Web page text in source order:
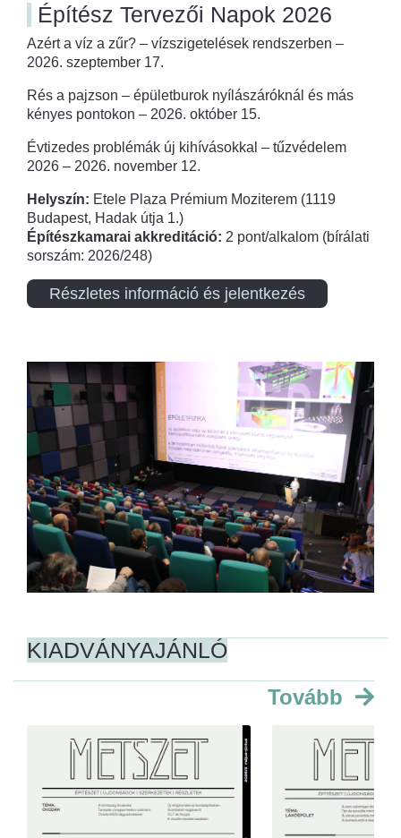
Építész Tervezői Napok 2026
Azért a víz a zűr? – vízszigetelések rendszerben –
2026. szeptember 17.
Rés a pajzson – épületburok nyílászáróknál és más
kényes pontokon – 2026. október 15.
Évtizedes problémák új kihívásokkal – tűzvédelem
2026 – 2026. november 12.
Helyszín: Etele Plaza Prémium Moziterem (1119
Budapest, Hadak útja 1.)
Építészkamarai akkreditáció: 2 pont/alkalom (bírálati
sorszám: 2026/248)
Részletes információ és jelentkezés
KIADVÁNYAJÁNLÓ
Tovább